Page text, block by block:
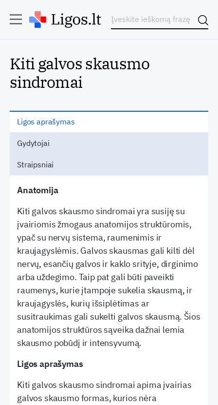
Kiti galvos skausmo
sindromai
Ligos aprašymas
Gydytojai
Straipsniai
Anatomija
Kiti galvos skausmo sindromai yra susiję su
įvairiomis žmogaus anatomijos struktūromis,
ypač su nervų sistema, raumenimis ir
kraujagyslėmis. Galvos skausmas gali kilti dėl
nervų, esančių galvos ir kaklo srityje, dirginimo
arba uždegimo. Taip pat gali būti paveikti
raumenys, kurie įtampoje sukelia skausmą, ir
kraujagyslės, kurių išsiplėtimas ar
susitraukimas gali sukelti galvos skausmą. Šios
anatomijos struktūros sąveika dažnai lemia
skausmo pobūdį ir intensyvumą.
Ligos aprašymas
Kiti galvos skausmo sindromai apima įvairias
galvos skausmo formas, kurios nėra